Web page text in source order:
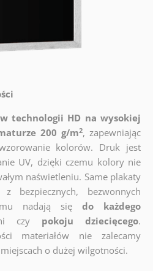
technologii HD na wysokiej
200 g/m2, zapewniając
kolorów. Druk jest
UV, dzięki czemu kolory nie
naświetleniu. Same plakaty
bezwonnych
nadają siędo każdego
czy pokoju dziecięcego.
materiałów nie zalecamy
o dużej wilgotności.